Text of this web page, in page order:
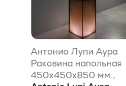
Антонио Лупи Аура
Раковина напольная
450х450х850 мм.,